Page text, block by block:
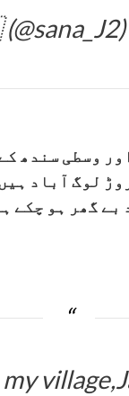
وسطی سندھ
لوگ آباد
گھر ہو چکے